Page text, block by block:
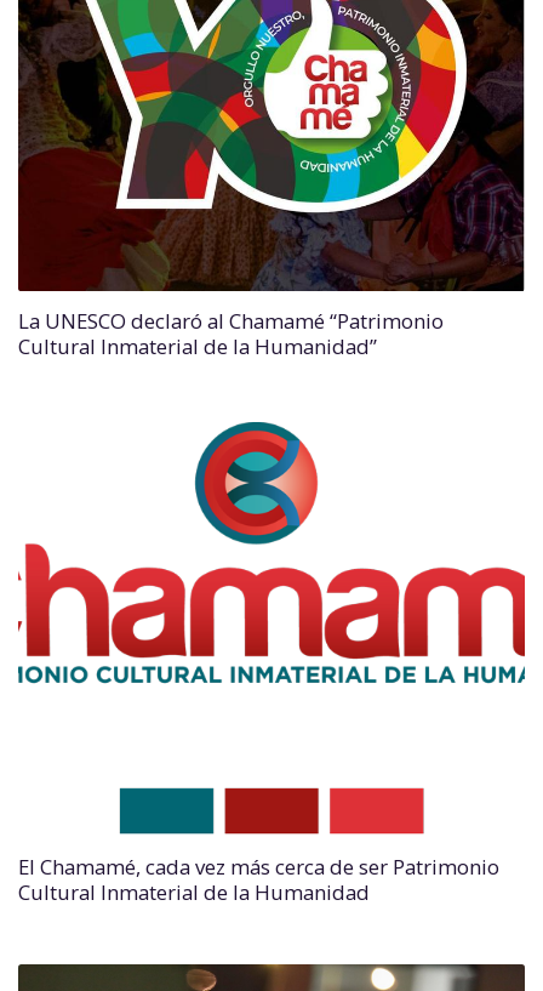
La UNESCO declaró al Chamamé “Patrimonio
Cultural Inmaterial de la Humanidad”
El Chamamé, cada vez más cerca de ser Patrimonio
Cultural Inmaterial de la Humanidad